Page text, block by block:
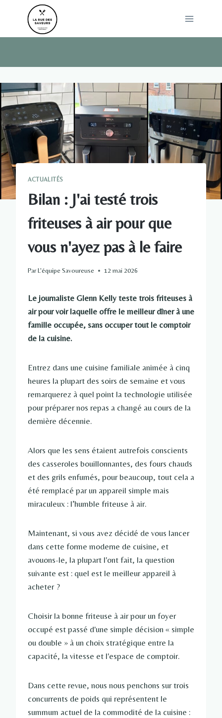
ACTUALITÉS
Bilan : J'ai testé trois
friteuses à air pour que
vous n'ayez pas à le faire
ParL'équipe Savoureuse 12 mai 2026
Le journaliste Glenn Kelly teste trois friteuses à
air pour voir laquelle offre le meilleur dîner à une
famille occupée, sans occuper tout le comptoir
de la cuisine.
Entrez dans une cuisine familiale animée à cinq
heures la plupart des soirs de semaine et vous
remarquerez à quel point la technologie utilisée
pour préparer nos repas a changé au cours de la
dernière décennie.
Alors que les sens étaient autrefois conscients
des casseroles bouillonnantes, des fours chauds
et des grils enfumés, pour beaucoup, tout cela a
été remplacé par un appareil simple mais
miraculeux : l’humble friteuse à air.
Maintenant, si vous avez décidé de vous lancer
dans cette forme moderne de cuisine, et
avouons-le, la plupart l'ont fait, la question
suivante est : quel est le meilleur appareil à
acheter ?
Choisir la bonne friteuse à air pour un foyer
occupé est passé d'une simple décision « simple
ou double » à un choix stratégique entre la
capacité, la vitesse et l'espace de comptoir.
Dans cette revue, nous nous penchons sur trois
concurrents de poids qui représentent le
summum actuel de la commodité de la cuisine :